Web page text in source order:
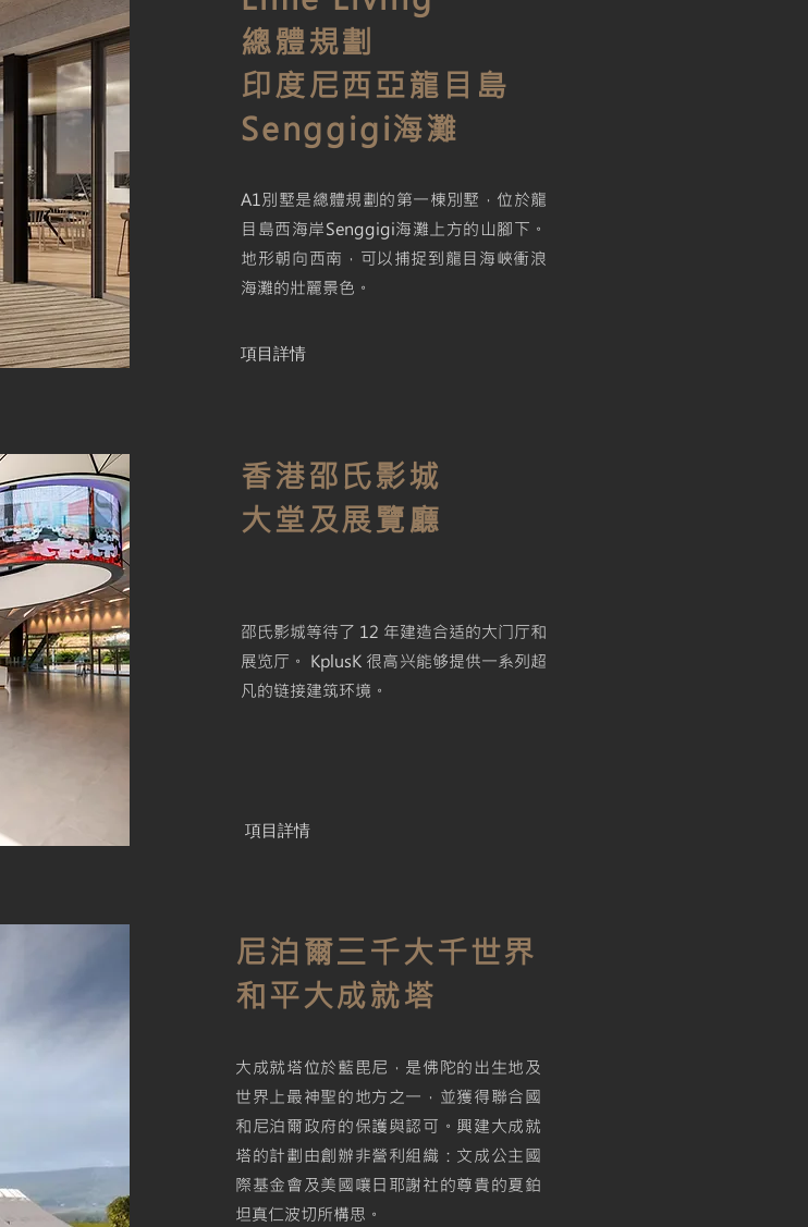
總體規劃
印度尼西亞龍目島
Senggigi海灘
A1別墅是總體規劃的第一棟別墅，位於龍
目島西海岸Senggigi海灘上方的山腳下。
地形朝向西南，可以捕捉到龍目海峽衝浪
海灘的壯麗景色。
項目詳情
香港邵氏影城
大堂及展覽廳
邵氏影城等待了 12 年建造合适的大门厅和
展览厅。 KplusK 很高兴能够提供一系列超
凡的链接建筑环境。
項目詳情
尼泊爾三千大千世界
和平大成就塔
大成就塔位於藍毘尼，是佛陀的出生地及
世界上最神聖的地方之一，並獲得聯合國
和尼泊爾政府的保護與認可。興建大成就
塔的計劃由創辦非營利組織：文成公主國
際基金會及美國嚷日耶謝社的尊貴的夏鉑
坦真仁波切所構思。